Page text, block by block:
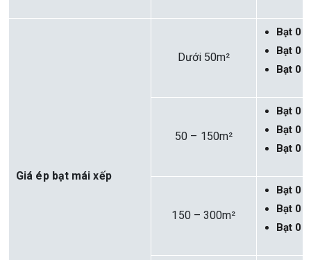
Giá ép bạt mái xếp
Dưới 50m²
Bạt
Bạt
Bạt
50 – 150m²
Bạt
Bạt
Bạt
150 – 300m²
Bạt
Bạt
Bạt